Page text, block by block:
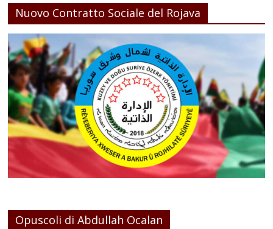
Nuovo Contratto Sociale del Rojava
Opuscoli di Abdullah Ocalan